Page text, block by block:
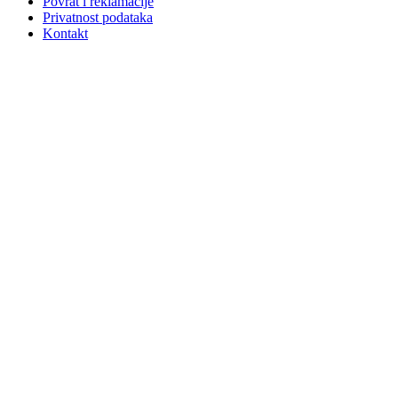
Privatnost podataka
Kontakt